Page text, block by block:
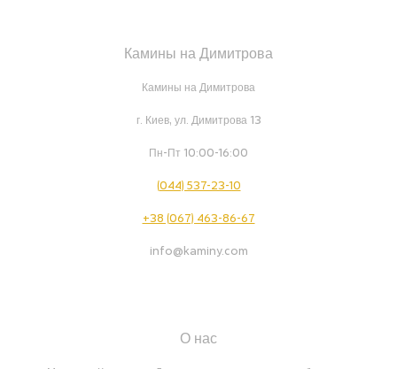
Камины на Димитрова
Камины на Димитрова
г. Киев, ул. Димитрова 13
Пн-Пт 10:00-16:00
(044) 537-23-10
+38 (067) 463-86-67
info@kaminy.com
О нас